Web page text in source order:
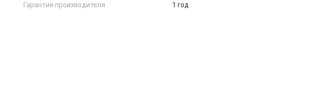
Гарантия производителя 1 год